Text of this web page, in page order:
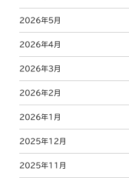
2026年5月
2026年4月
2026年3月
2026年2月
2026年1月
2025年12月
2025年11月